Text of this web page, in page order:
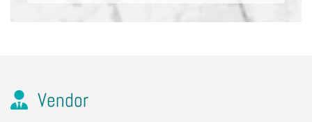
Vendor